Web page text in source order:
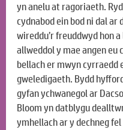
yn anelu at ragoriaeth.
cydnabod ein bod ni dal ar
wireddu’r freuddwyd hon
allweddol y mae angen eu
bellach er mwyn cyrraedd
gweledigaeth. Bydd
gyfan ychwanegol ar
Bloom yn datblygu
ymhellach ar y dechneg